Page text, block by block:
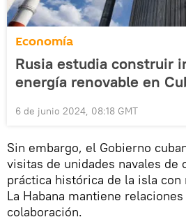
Economía
Rusia estudia construir
energía renovable en
6 de junio 2024, 08:18 GMT
Sin embargo, el Gobierno
visitas de unidades navales de
práctica histórica de la isla con
La Habana mantiene
colaboración.